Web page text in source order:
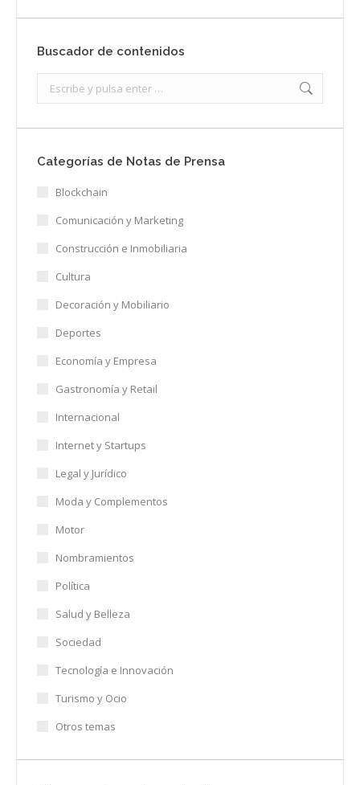
Buscador de contenidos
Categorías de Notas de Prensa
Blockchain
Comunicación y Marketing
Construcción e Inmobiliaria
Cultura
Decoración y Mobiliario
Deportes
Economía y Empresa
Gastronomía y Retail
Internacional
Internet y Startups
Legal y Jurídico
Moda y Complementos
Motor
Nombramientos
Política
Salud y Belleza
Sociedad
Tecnología e Innovación
Turismo y Ocio
Otros temas